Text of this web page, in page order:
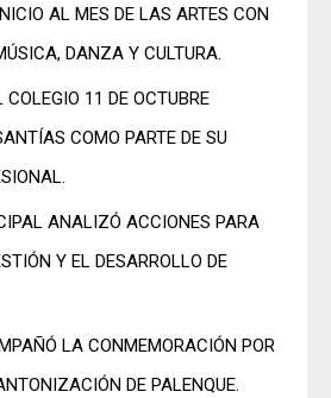
AL MES DE LAS ARTES CON
DANZA Y CULTURA.
11 DE OCTUBRE
COMO PARTE DE SU
ANALIZÓ ACCIONES PARA
Y EL DESARROLLO DE
LA CONMEMORACIÓN POR
DE PALENQUE.